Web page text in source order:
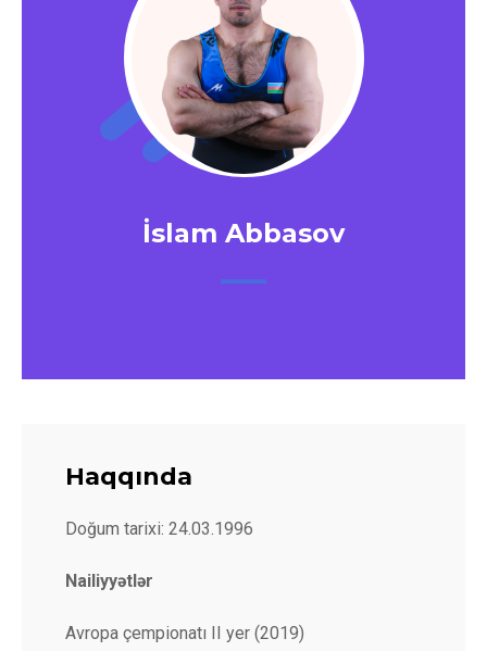
İslam Abbasov
Haqqında
Doğum tarixi: 24.03.1996
Nailiyyətlər
Avropa çempionatı II yer (2019)